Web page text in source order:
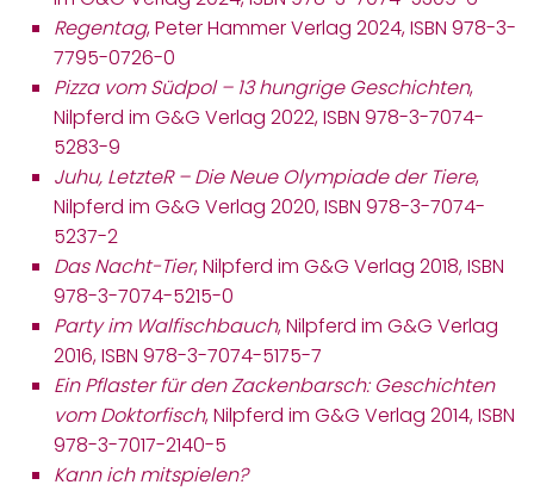
Regentag, Peter Hammer Verlag 2024, ISBN 978-3-
7795-0726-0
Pizza vom Südpol – 13 hungrige Geschichten,
Nilpferd im G&G Verlag 2022, ISBN 978-3-7074-
5283-9
Juhu, LetzteR – Die Neue Olympiade der Tiere,
Nilpferd im G&G Verlag 2020, ISBN 978-3-7074-
5237-2
Das Nacht-Tier, Nilpferd im G&G Verlag 2018, ISBN
978-3-7074-5215-0
Party im Walfischbauch, Nilpferd im G&G Verlag
2016, ISBN 978-3-7074-5175-7
Ein Pflaster für den Zackenbarsch: Geschichten
vom Doktorfisch, Nilpferd im G&G Verlag 2014, ISBN
978-3-7017-2140-5
Kann ich mitspielen?